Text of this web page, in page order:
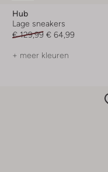
Hub
Lage sneakers
€ 129,99 € 64,99
+ meer kleuren